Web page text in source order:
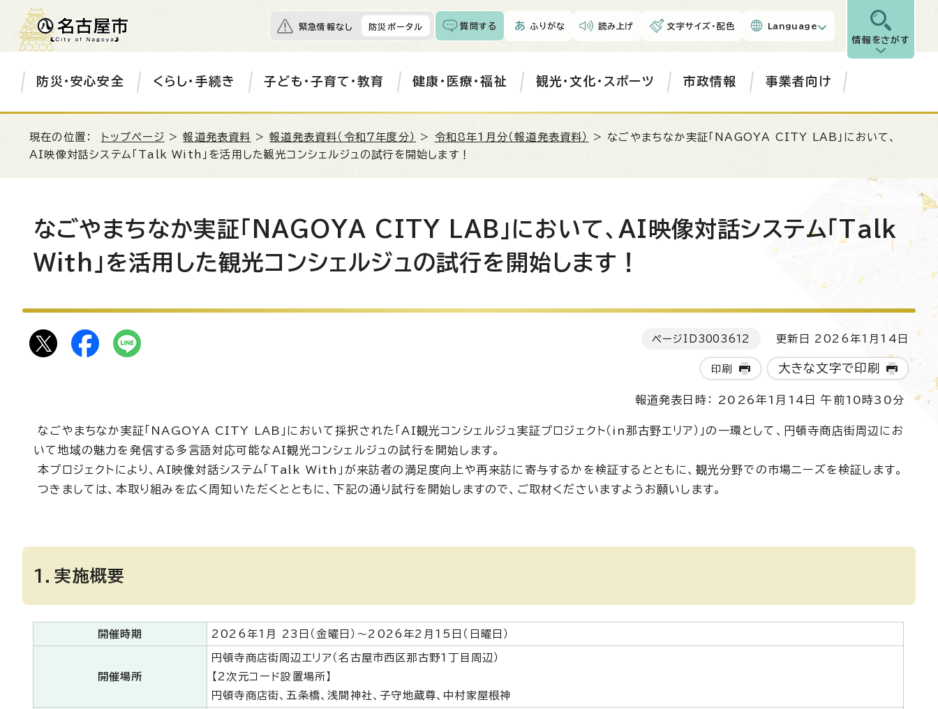
緊急情報なし 防災ポータル 質問する ふりがな 読み上げ 文字サイズ・配色 Language
情報をさがす
防災・安心安全 くらし・手続き 子ども・子育て・教育 健康・医療・福祉 観光・文化・スポーツ 市政情報 事業者向け
現在の位置： トップページ >報道発表資料 >報道発表資料（令和7年度分） > 令和8年1月分（報道発表資料）
> なごやまちなか実証「NAGOYA CITY LAB」において、
AI映像対話システム「Talk With」を活用した観光コンシェルジュの試行を開始します！
なごやまちなか実証「NAGOYA CITY LAB」において、AI映像対話システム「Talk
With」を活用した観光コンシェルジュの試行を開始します！
ページID 3003612 更新日 2026年1月14日
印刷 大きな文字で印刷
報道発表日時： 2026年1月14日 午前10時30分
なごやまちなか実証「NAGOYA CITY LAB」において採択された「AI観光コンシェルジュ実証プロジェクト（in那古野エリア）」の一環として、円頓寺商店街周辺にお
いて地域の魅力を発信する多言語対応可能なAI観光コンシェルジュの試行を開始します。
本プロジェクトにより、AI映像対話システム「Talk With」が来訪者の満足度向上や再来訪に寄与するかを検証するとともに、観光分野での市場ニーズを検証します。
つきましては、本取り組みを広く周知いただくとともに、下記の通り試行を開始しますので、ご取材くださいますようお願いします。
1．実施概要
開催時期 2026年1月 23日（金曜日）～2026年2月15日（日曜日）
開催場所
円頓寺商店街周辺エリア（名古屋市西区那古野1丁目周辺）
【2次元コード設置場所】
円頓寺商店街、五条橋、浅間神社、子守地蔵尊、中村家屋根神